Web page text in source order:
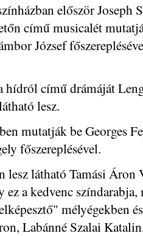
először Joseph
című musicalét
József
című drámáját
lesz.
mutatják be Georges
főszereplésével.
lesz látható Tamási
a kedvenc színdarabja,
mélyégekben
Labánné Szalai